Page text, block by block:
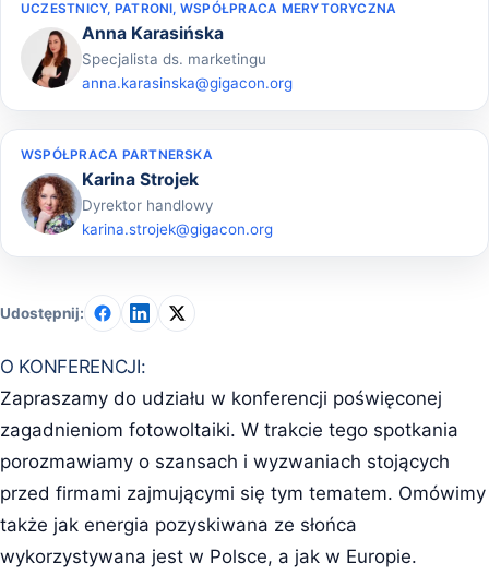
Udostępnij:
O KONFERENCJI:
Zapraszamy do udziału w konferencji poświęconej
zagadnieniom fotowoltaiki. W trakcie tego spotkania
porozmawiamy o szansach i wyzwaniach stojących
przed firmami zajmującymi się tym tematem. Omówimy
także jak energia pozyskiwana ze słońca
wykorzystywana jest w Polsce, a jak w Europie.
UCZESTNICY, PATRONI, WSPÓŁPRACA MERYTORYCZNA
Anna Karasińska
Specjalista ds. marketingu
anna.karasinska@gigacon.org
WSPÓŁPRACA PARTNERSKA
Karina Strojek
Dyrektor handlowy
karina.strojek@gigacon.org